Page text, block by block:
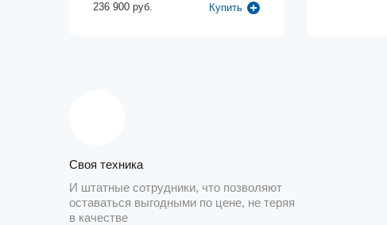
236 900 руб.
Купить
Своя техника
И штатные сотрудники, что позволяют
оставаться выгодными по цене, не теряя
в качестве